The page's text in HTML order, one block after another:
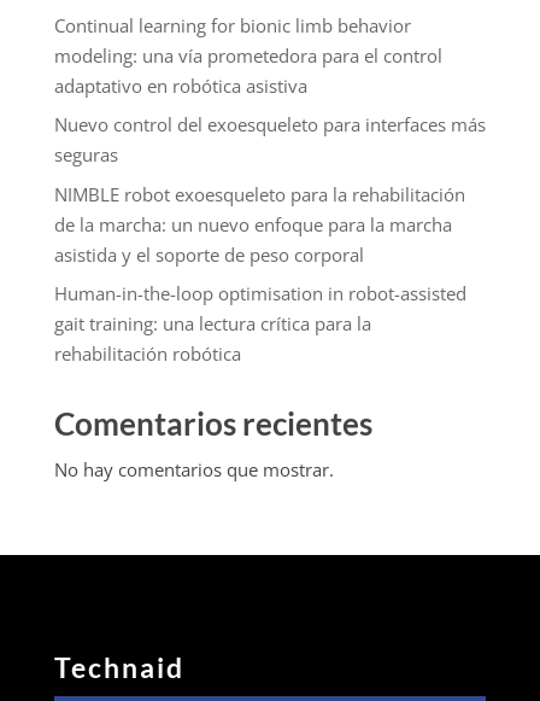
Continual learning for bionic limb behavior
modeling: una vía prometedora para el control
adaptativo en robótica asistiva
Nuevo control del exoesqueleto para interfaces más
seguras
NIMBLE robot exoesqueleto para la rehabilitación
de la marcha: un nuevo enfoque para la marcha
asistida y el soporte de peso corporal
Human-in-the-loop optimisation in robot-assisted
gait training: una lectura crítica para la
rehabilitación robótica
Comentarios recientes
No hay comentarios que mostrar.
Technaid